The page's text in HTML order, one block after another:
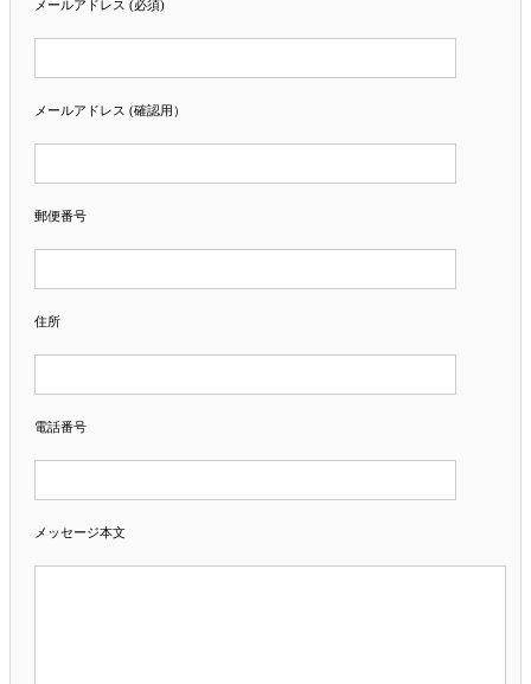
メールアドレス (必須)
メールアドレス (確認用）
郵便番号
住所
電話番号
メッセージ本文